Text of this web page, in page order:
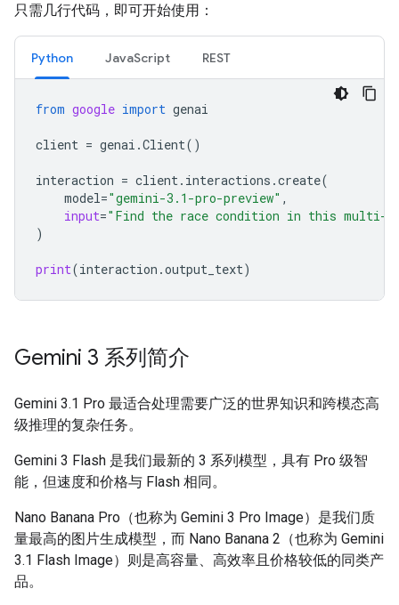
只需几行代码，即可开始使用：
Python JavaScript REST
from google import genai
client = genai .Client()
interaction = client. interactions .create(
model="gemini-3.1-pro-preview" ,
input="Find the race condition in this multi-
)
print(interaction .output_text)
Gemini 3 系列简介
Gemini 3.1 Pro 最适合处理需要广泛的世界知识和跨模态高
级推理的复杂任务。
Gemini 3 Flash 是我们最新的 3 系列模型，具有 Pro 级智
能，但速度和价格与 Flash 相同。
Nano Banana Pro（也称为 Gemini 3 Pro Image）是我们质
量最高的图片生成模型，而 Nano Banana 2（也称为 Gemini
3.1 Flash Image）则是高容量、高效率且价格较低的同类产
品。